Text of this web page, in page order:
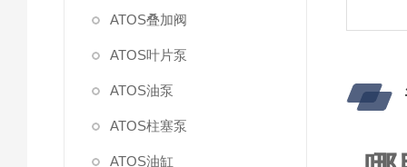
ATOS叠加阀
ATOS叶片泵
ATOS油泵
ATOS柱塞泵
ATOS油缸